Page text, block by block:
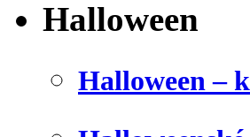
Halloween
Halloween –